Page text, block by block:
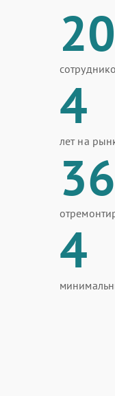
20
4
лет на
4